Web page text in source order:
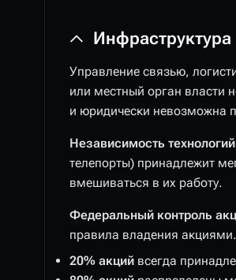
Управление связью,
или местный орган власти
и юридически невозможна
Независимость
телепорты) принадлежит
вмешиваться в их работу.
Федеральный контроль
правила владения акциями.
20% акций всегда